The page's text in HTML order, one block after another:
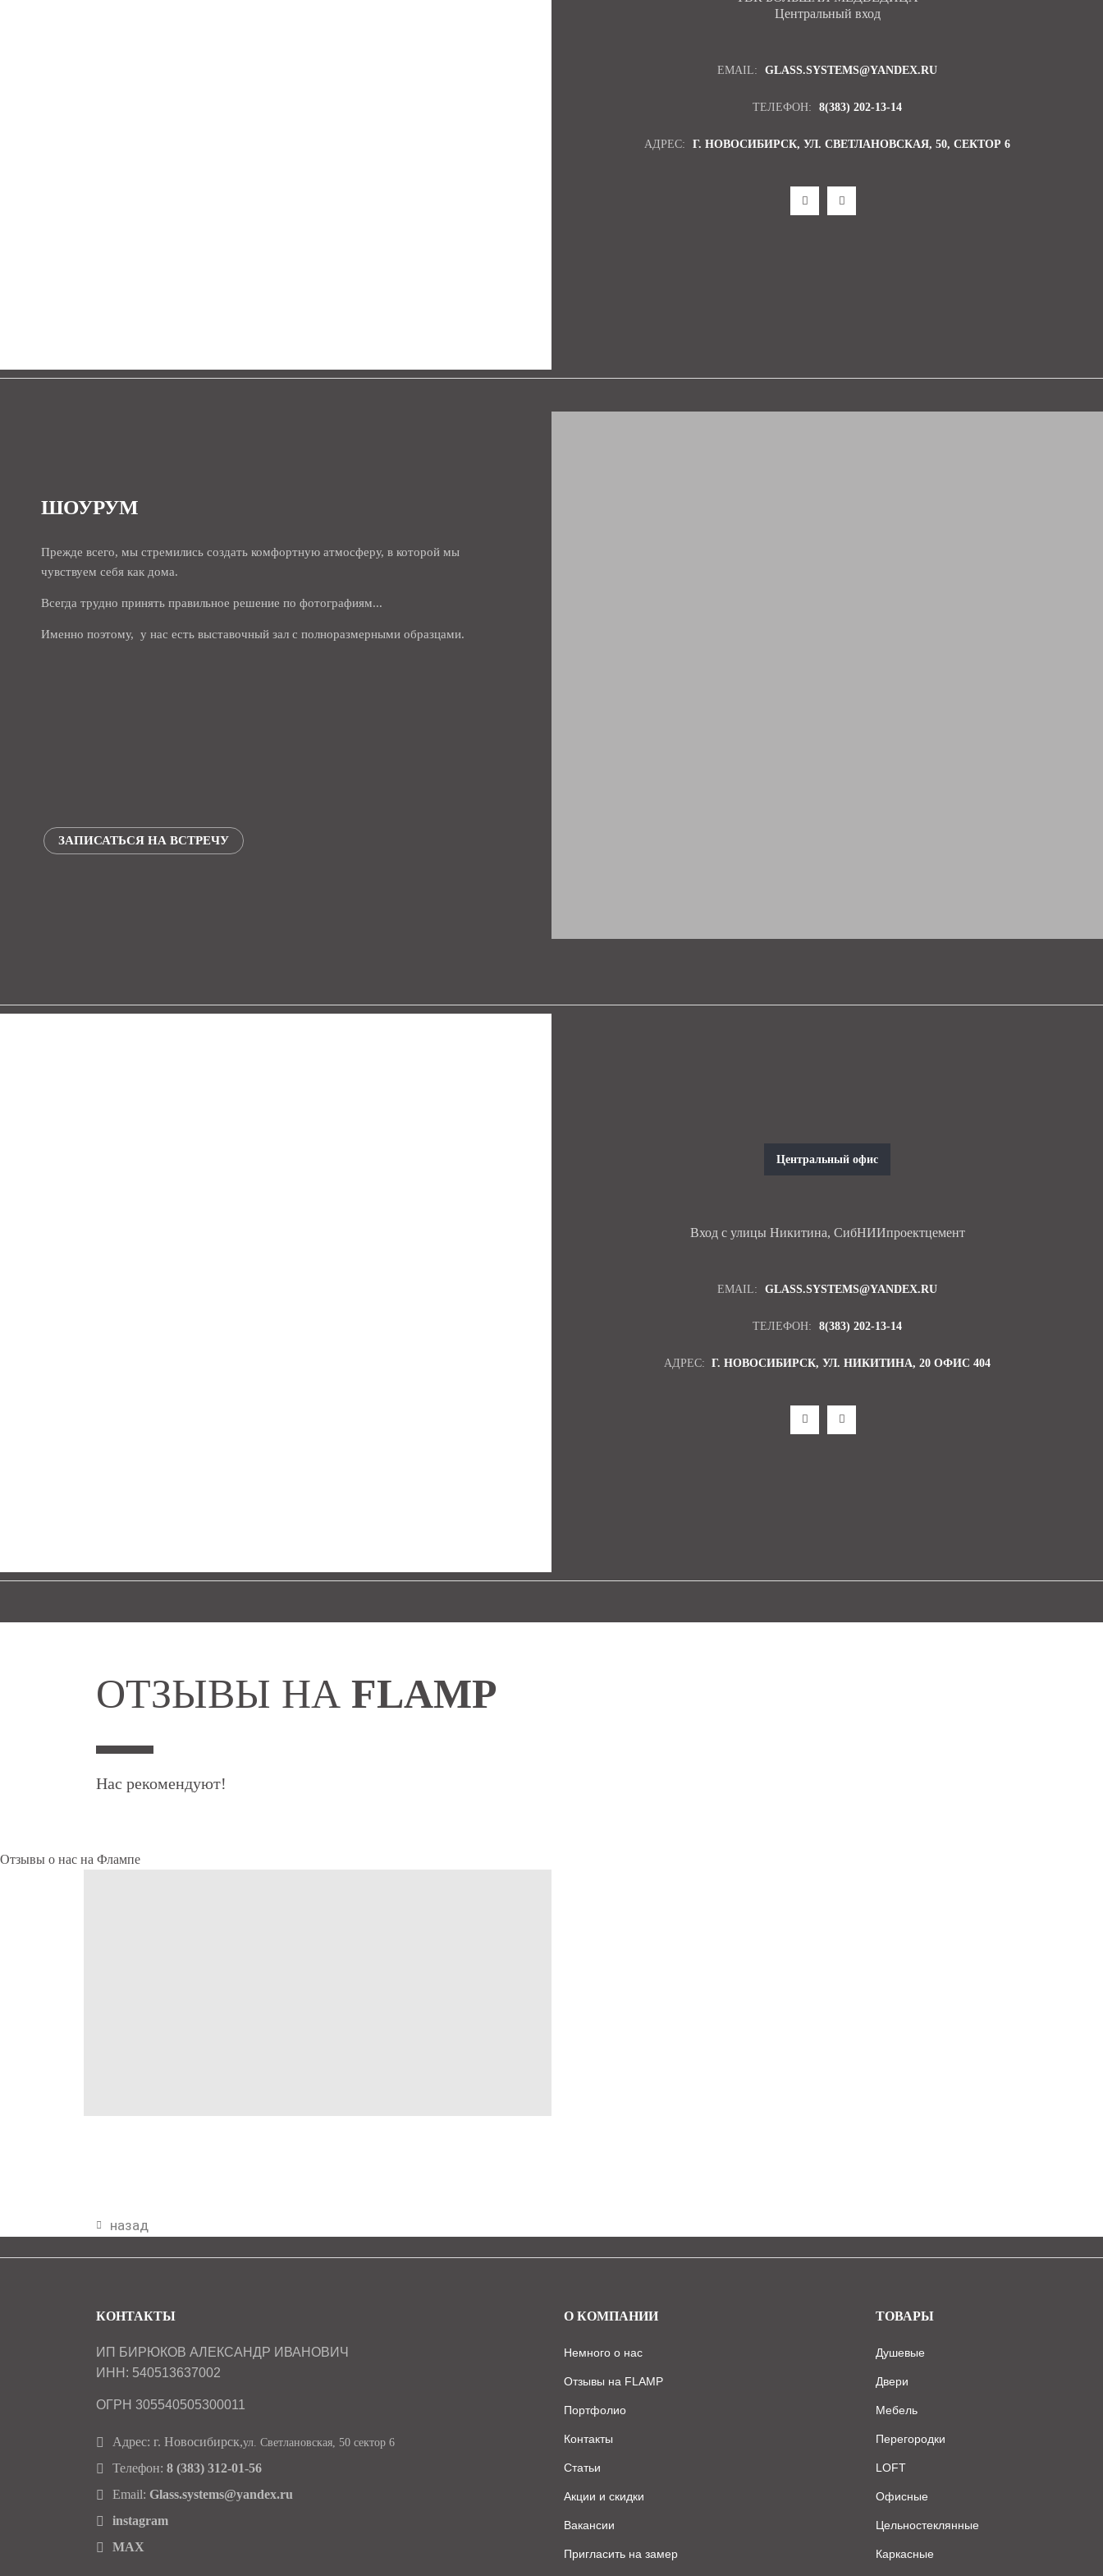
Центральный вход
EMAIL: GLASS.SYSTEMS@YANDEX.RU
ТЕЛЕФОН: 8(383) 202-13-14
АДРЕС: Г. НОВОСИБИРСК, УЛ. СВЕТЛАНОВСКАЯ, 50, СЕКТОР 6
ШОУРУМ
Прежде всего, мы стремились создать комфортную атмосферу, в которой мы
чувствуем себя как дома.
Всегда трудно принять правильное решение по фотографиям...
Именно поэтому, у нас есть выставочный зал с полноразмерными образцами.
ЗАПИСАТЬСЯ НА ВСТРЕЧУ
Центральный офис
Вход с улицы Никитина, СибНИИпроектцемент
EMAIL: GLASS.SYSTEMS@YANDEX.RU
ТЕЛЕФОН: 8(383) 202-13-14
АДРЕС: Г. НОВОСИБИРСК, УЛ. НИКИТИНА, 20 ОФИС 404
ОТЗЫВЫ НА FLAMP
Нас рекомендуют!
Отзывы о нас на Флампе
назад
КОНТАКТЫ
ИП БИРЮКОВ АЛЕКСАНДР ИВАНОВИЧ
ИНН: 540513637002
ОГРН 305540505300011
Адрес: г. Новосибирск,ул. Светлановская, 50 сектор 6
Телефон: 8 (383) 312-01-56
Email: Glass.systems@yandex.ru
instagram
MAX
О КОМПАНИИ
Немного о нас
Отзывы на FLAMP
Портфолио
Контакты
Статьи
Акции и скидки
Вакансии
Пригласить на замер
ТОВАРЫ
Душевые
Двери
Мебель
Перегородки
LOFT
Офисные
Цельностеклянные
Каркасные